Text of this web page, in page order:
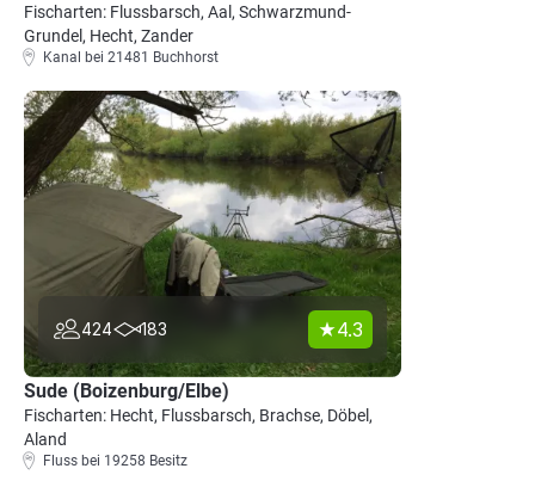
Fischarten: Flussbarsch, Aal, Schwarzmund-
Grundel, Hecht, Zander
Kanal bei 21481 Buchhorst
424 183 4.3
Sude (Boizenburg/Elbe)
Fischarten: Hecht, Flussbarsch, Brachse, Döbel,
Aland
Fluss bei 19258 Besitz